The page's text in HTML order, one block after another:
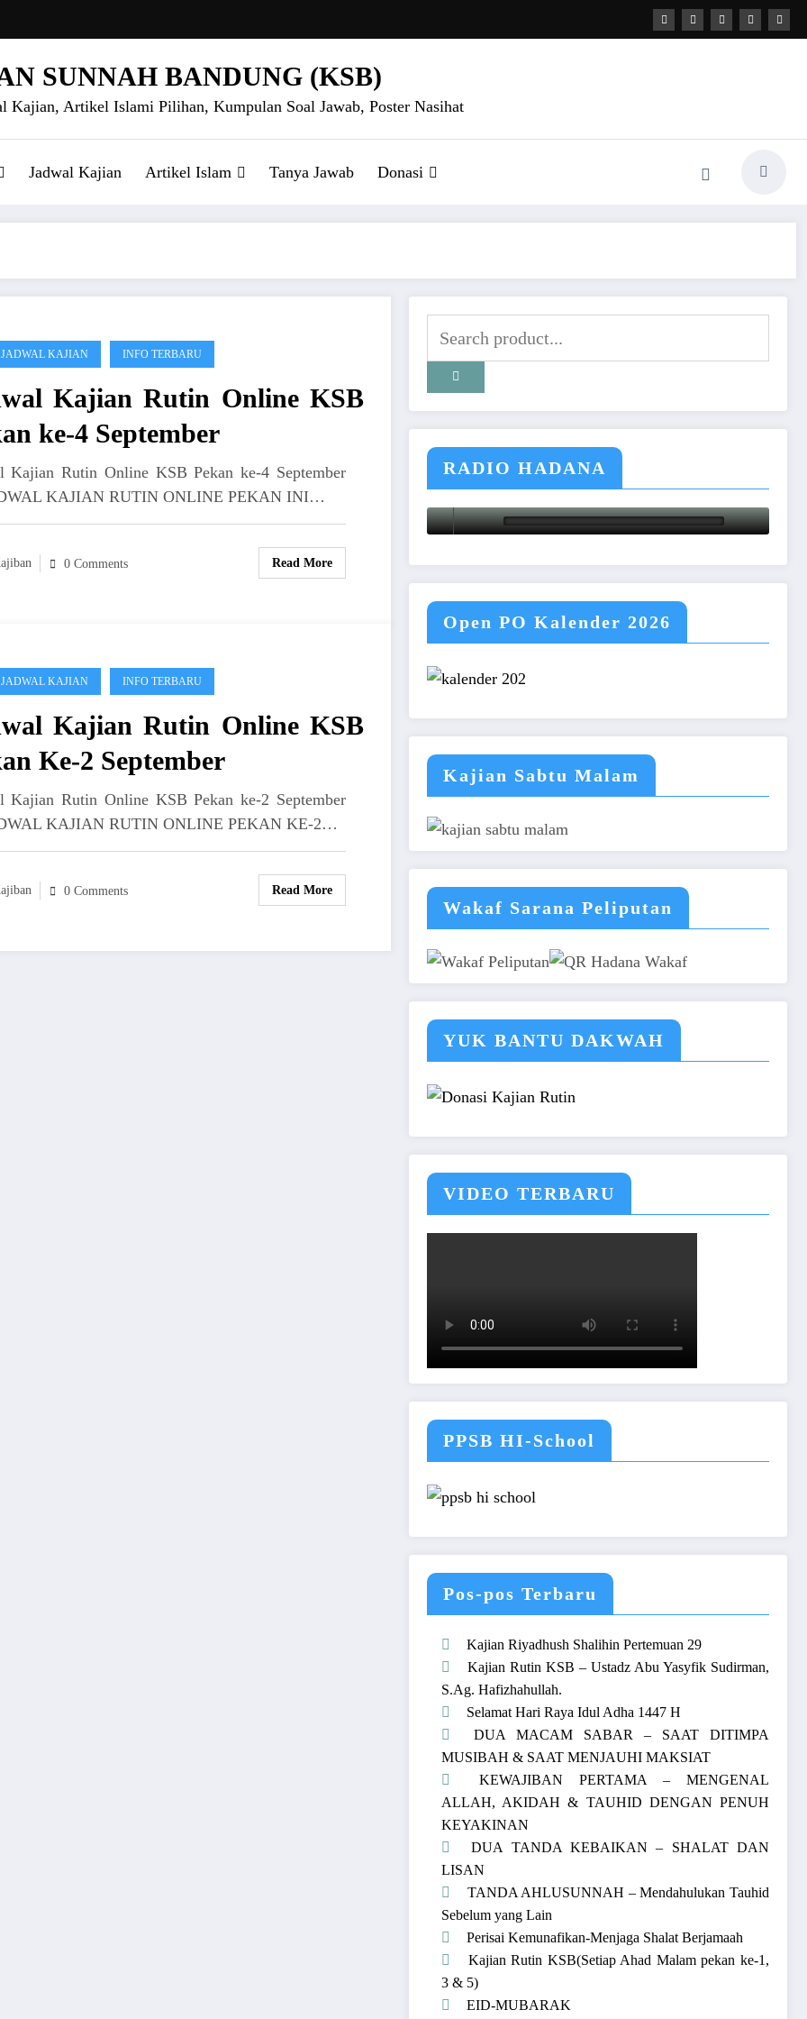
SUNNAH BANDUNG (KSB)
Kajian, Artikel Islami Pilihan, Kumpulan Soal Jawab, Poster Nasihat
Jadwal Kajian Artikel Islam Tanya Jawab Donasi
KAJIAN INFO TERBARU
Kajian Rutin Online KSB
ke-4 September
Kajian Rutin Online KSB Pekan ke-4 September
KAJIAN RUTIN ONLINE PEKAN INI…
0 Comments Read More
KAJIAN INFO TERBARU
Kajian Rutin Online KSB
Ke-2 September
Kajian Rutin Online KSB Pekan ke-2 September
KAJIAN RUTIN ONLINE PEKAN KE-2…
0 Comments Read More
RADIO HADANA
Open PO Kalender 2026
Kajian Sabtu Malam
Wakaf Sarana Peliputan
YUK BANTU DAKWAH
VIDEO TERBARU
PPSB HI-School
Pos-pos Terbaru
Kajian Riyadhush Shalihin Pertemuan 29
Kajian Rutin KSB – Ustadz Abu Yasyfik Sudirman,
S.Ag. Hafizhahullah.
Selamat Hari Raya Idul Adha 1447 H
DUA MACAM SABAR – SAAT DITIMPA
MUSIBAH & SAAT MENJAUHI MAKSIAT
KEWAJIBAN PERTAMA – MENGENAL
ALLAH, AKIDAH & TAUHID DENGAN PENUH
KEYAKINAN
DUA TANDA KEBAIKAN – SHALAT DAN
LISAN
TANDA AHLUSUNNAH – Mendahulukan Tauhid
Sebelum yang Lain
Perisai Kemunafikan-Menjaga Shalat Berjamaah
Kajian Rutin KSB(Setiap Ahad Malam pekan ke-1,
3 & 5)
EID-MUBARAK